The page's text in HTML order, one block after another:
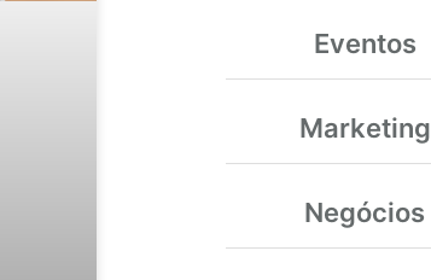
Eventos
Marketing
Negócios